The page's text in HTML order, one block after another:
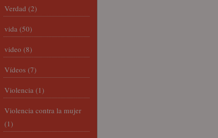
Verdad (2)
vida (50)
video (8)
Vídeos (7)
Violencia (1)
Violencia contra la mujer
(1)